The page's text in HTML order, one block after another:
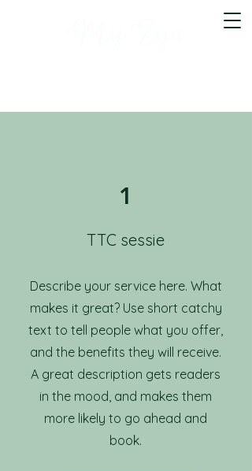
1
TTC sessie
Describe your service here. What
makes it great? Use short catchy
text to tell people what you offer,
and the benefits they will receive.
A great description gets readers
in the mood, and makes them
more likely to go ahead and
book.